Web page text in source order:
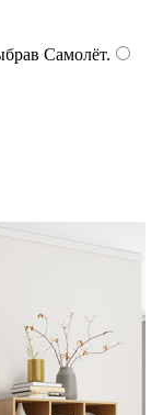
Самолёт.